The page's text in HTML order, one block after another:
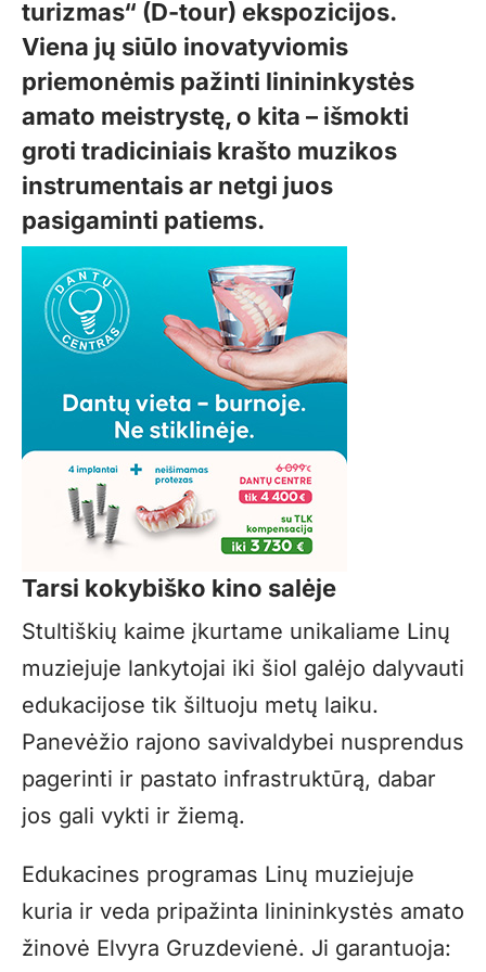
turizmas“ (D-tour) ekspozicijos.
Viena jų siūlo inovatyviomis
priemonėmis pažinti linininkystės
amato meistrystę, o kita – išmokti
groti tradiciniais krašto muzikos
instrumentais ar netgi juos
pasigaminti patiems.
Tarsi kokybiško kino salėje
Stultiškių kaime įkurtame unikaliame Linų
muziejuje lankytojai iki šiol galėjo dalyvauti
edukacijose tik šiltuoju metų laiku.
Panevėžio rajono savivaldybei nusprendus
pagerinti ir pastato infrastruktūrą, dabar
jos gali vykti ir žiemą.
Edukacines programas Linų muziejuje
kuria ir veda pripažinta linininkystės amato
žinovė Elvyra Gruzdevienė. Ji garantuoja: